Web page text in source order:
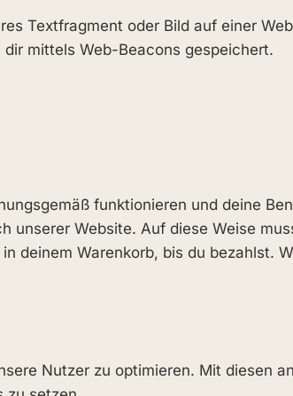
Textfragment oder Bild auf einer
mittels Web-Beacons gespeichert.
funktionieren und deine
unserer Website. Auf diese Weise
deinem Warenkorb, bis du bezahlst.
Nutzer zu optimieren. Mit diesen